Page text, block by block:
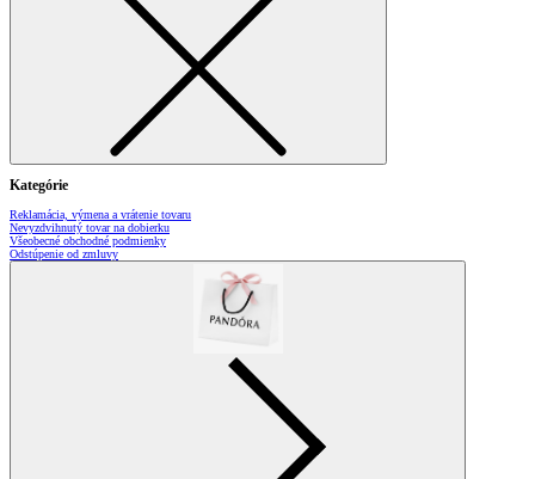
Kategórie
Reklamácia, výmena a vrátenie tovaru
Nevyzdvihnutý tovar na dobierku
Všeobecné obchodné podmienky
Odstúpenie od zmluvy